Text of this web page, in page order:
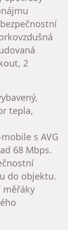
2
tepla,
s AVG
68 Mbps.
do objektu.
měřáky